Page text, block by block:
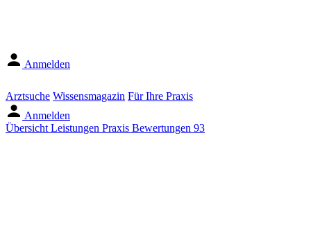
Anmelden
Arztsuche Wissensmagazin Für Ihre Praxis
Anmelden
Übersicht Leistungen Praxis Bewertungen 93